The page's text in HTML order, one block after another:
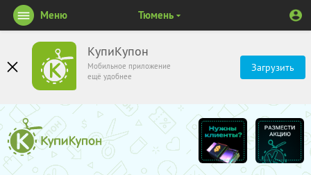
КупиКупон
Мобильное приложение
ещё удобнее
Загрузить
Меню Тюмень